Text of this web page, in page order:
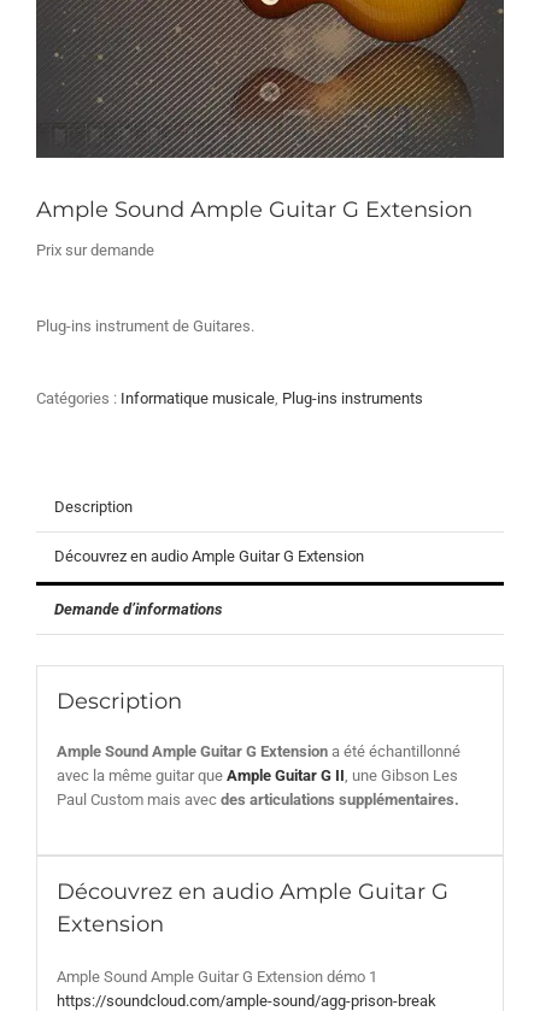
Ample Sound Ample Guitar G Extension
Prix sur demande
Plug-ins instrument de Guitares.
Catégories : Informatique musicale, Plug-ins instruments
Description
Découvrez en audio Ample Guitar G Extension
Demande d’informations
Description
Ample Sound Ample Guitar G Extensiona été échantillonné
avec la même guitar queAmple Guitar G II , une Gibson Les
Paul Custom mais avec des articulations supplémentaires.
Découvrez en audio Ample Guitar G
Extension
Ample Sound Ample Guitar G Extension démo 1
https://soundcloud.com/ample-sound/agg-prison-break